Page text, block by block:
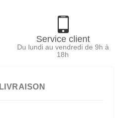
Service client
Du lundi au vendredi de 9h à
18h
LIVRAISON